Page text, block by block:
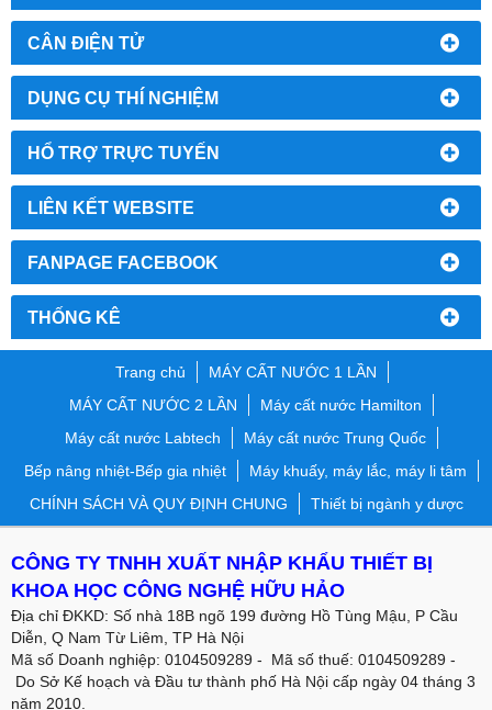
CÂN ĐIỆN TỬ
DỤNG CỤ THÍ NGHIỆM
HỔ TRỢ TRỰC TUYẾN
LIÊN KẾT WEBSITE
FANPAGE FACEBOOK
THỐNG KÊ
Trang chủ
MÁY CẤT NƯỚC 1 LẦN
MÁY CẤT NƯỚC 2 LẦN
Máy cất nước Hamilton
Máy cất nước Labtech
Máy cất nước Trung Quốc
Bếp nâng nhiệt-Bếp gia nhiệt
Máy khuấy, máy lắc, máy li tâm
CHÍNH SÁCH VÀ QUY ĐỊNH CHUNG
Thiết bị ngành y dược
CÔNG TY TNHH XUẤT NHẬP KHẨU THIẾT BỊ
KHOA HỌC CÔNG NGHỆ HỮU HẢO
Địa chỉ ĐKKD: Số nhà 18B ngõ 199 đường Hồ Tùng Mậu, P Cầu
Diễn, Q Nam Từ Liêm, TP Hà Nội
Mã số Doanh nghiệp: 0104509289 - Mã số thuế: 0104509289 -
Do Sở Kế hoạch và Đầu tư thành phố Hà Nội cấp ngày 04 tháng 3
năm 2010.